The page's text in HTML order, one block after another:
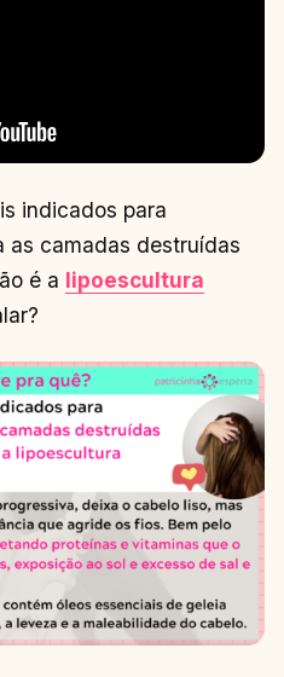
indicados para
as camadas destruídas
é a lipoescultura